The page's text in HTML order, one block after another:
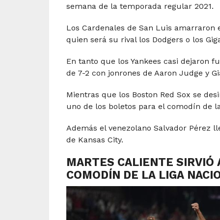
semana de la temporada regular 2021.
Los Cardenales de San Luis amarraron
quien será su rival los Dodgers o los
En tanto que los Yankees casi dejaron
de 7-2 con jonrones de Aaron Judge y
Mientras que los Boston Red Sox se
uno de los boletos para el comodín de
Además el venezolano Salvador Pérez
de Kansas City.
MARTES CALIENTE SIRVIÓ
COMODÍN DE LA LIGA